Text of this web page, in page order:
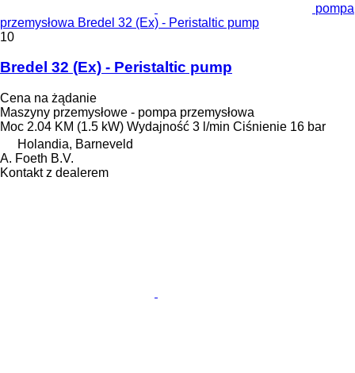
pompa
przemysłowa Bredel 32 (Ex) - Peristaltic pump
10
Bredel 32 (Ex) - Peristaltic pump
Cena na żądanie
Maszyny przemysłowe - pompa przemysłowa
Moc 2.04 KM (1.5 kW) Wydajność 3 l/min Ciśnienie 16 bar
Holandia, Barneveld
A. Foeth B.V.
Kontakt z dealerem